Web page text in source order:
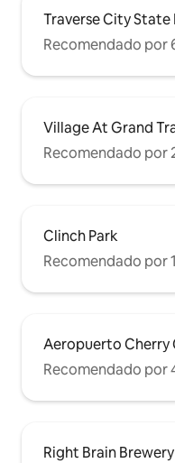
Traverse City State
Recomendado por
Village At Grand
Recomendado por
Clinch Park
Recomendado por
Aeropuerto Cherry
Recomendado por
Right Brain Brewery